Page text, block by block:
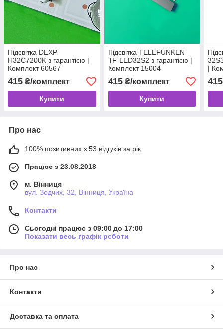
Підсвітка DEXP
H32C7200K з гарантією |
Комплект 60567
415 ₴/комплект
Купити
Підсвітка TELEFUNKEN
TF-LED32S2 з гарантією |
Комплект 15004
415₴/комплект
Купити
|
415
Про нас
100% позитивних з 53 відгуків за рік
Працює з 23.08.2018
м. Вінниця
вул. Зодчих, 32, Вінниця, Україна
Контакти
Сьогодні працює з 09:00 до 17:00
Показати весь графік роботи
Про нас
Контакти
Доставка та оплата